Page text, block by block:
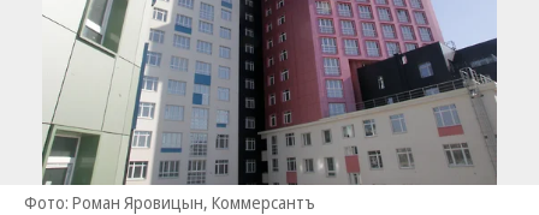
Фото: Роман Яровицын, Коммерсантъ